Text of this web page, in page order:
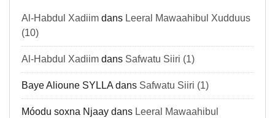
Al-Habdul Xadiimdans Leeral Mawaahibul Xudduus
(10)
Al-Habdul Xadiimdans Safwatu Siiri (1)
Baye Alioune SYLLAdans Safwatu Siiri (1)
Móodu soxna Njaaydans Leeral Mawaahibul